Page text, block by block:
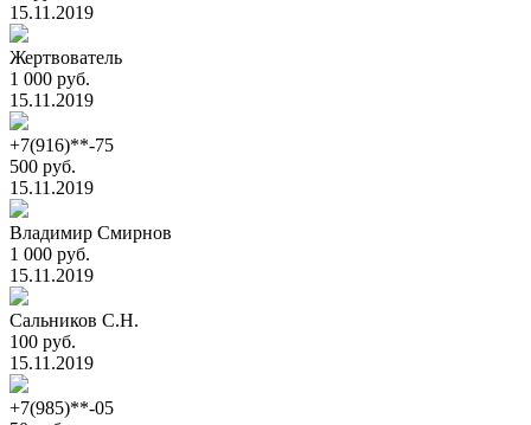
15.11.2019
Жертвователь
1 000 руб.
15.11.2019
+7(916)**-75
500 руб.
15.11.2019
Владимир Смирнов
1 000 руб.
15.11.2019
Сальников С.Н.
100 руб.
15.11.2019
+7(985)**-05